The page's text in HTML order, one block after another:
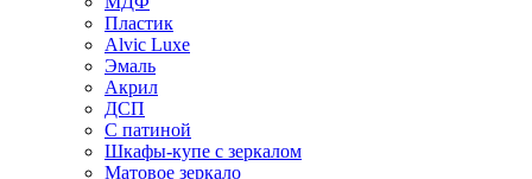
Пластик
Alvic Luxe
Эмаль
Акрил
ДСП
С патиной
Шкафы-купе с зеркалом
Матовое зеркало